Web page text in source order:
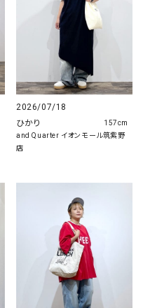
2026/07/18
ひかり
and Quarter イオンモール筑紫野
店
157cm